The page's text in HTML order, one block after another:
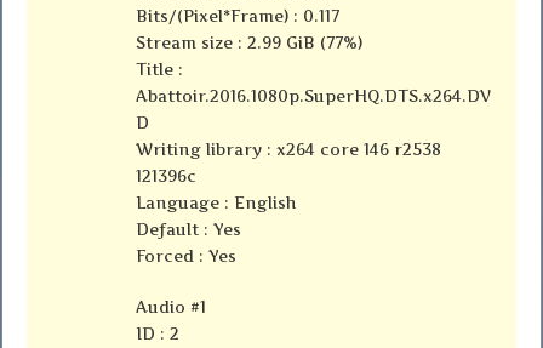
Bits/(Pixel*Frame) : 0.117
Stream size : 2.99 GiB (77%)
Title :
Abattoir.2016.1080p.SuperHQ.DTS.x264.DV
D
Writing library : x264 core 146 r2538
121396c
Language : English
Default : Yes
Forced : Yes
Audio #1
ID : 2